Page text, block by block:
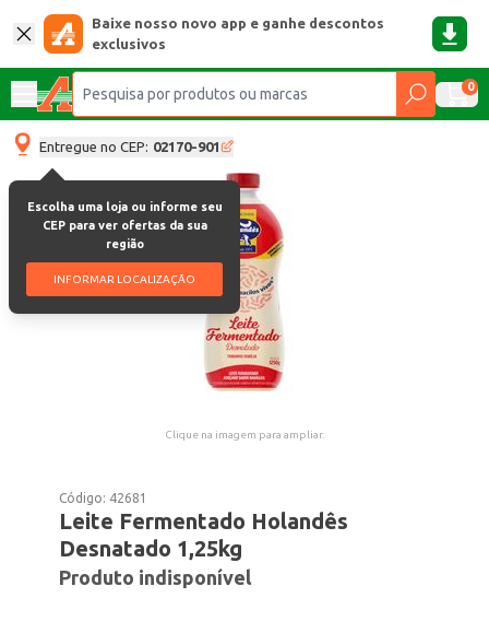
Baixe nosso novo app e ganhe descontos
exclusivos
0
Entregue no CEP: 02170-901
Escolha uma loja ou informe seu
CEP para ver ofertas da sua
região
INFORMAR LOCALIZAÇÃO
Clique na imagem para ampliar.
Código: 42681
Leite Fermentado Holandês
Desnatado 1,25kg
Produto indisponível